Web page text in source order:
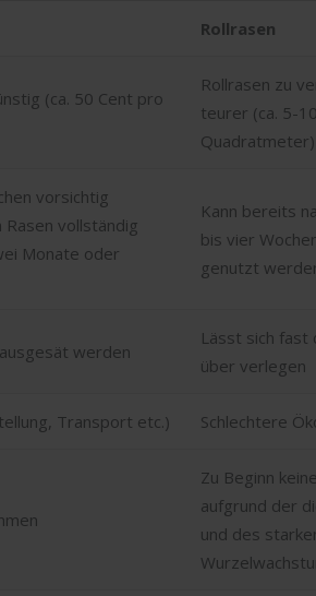
Rollrasen
(ca. 50 Cent pro
Rollrasen zu
teurer (ca. 5-
Quadratmeter)
vorsichtig
vollständig
Monate oder
Kann bereits
bis vier
genutzt
werden
Lässt sich fast
über verlegen
Transport etc.) Schlechtere
Zu Beginn
aufgrund der
und des